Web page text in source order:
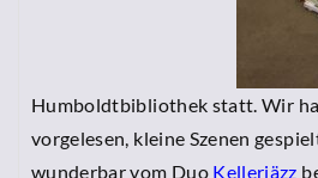
Humboldtbibliothek statt. Wir
vorgelesen, kleine Szenen
wunderbar vom Duo Kellerjäzz